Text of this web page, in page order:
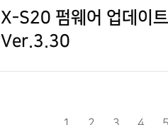
X-S20 펌웨어 업데이트
Ver.3.30